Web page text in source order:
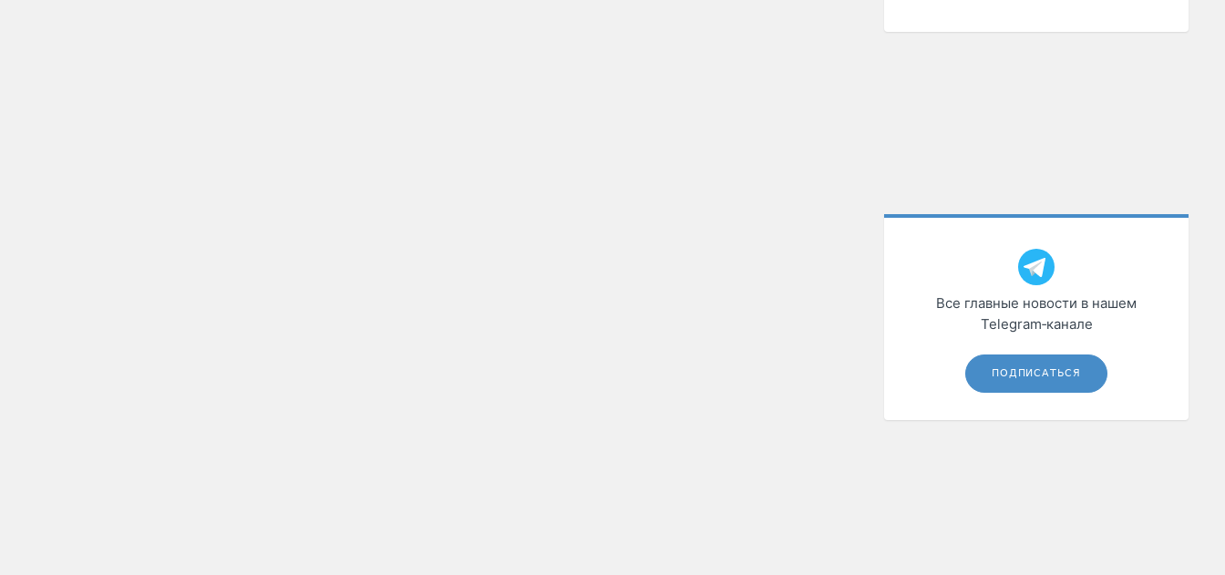
Все главные новости в нашем
Telegram‑канале
ПОДПИСАТЬСЯ